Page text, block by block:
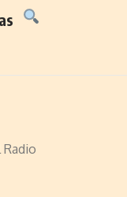
Radio